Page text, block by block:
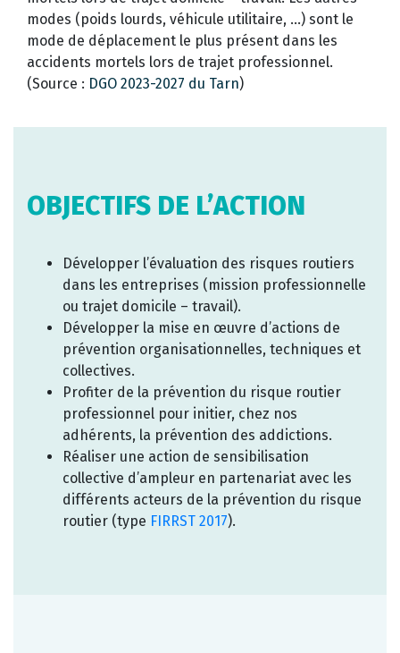
modes (poids lourds, véhicule utilitaire, …) sont le
mode de déplacement le plus présent dans les
accidents mortels lors de trajet professionnel.
(Source : DGO 2023-2027 du Tarn)
OBJECTIFS DE L’ACTION
Développer l’évaluation des risques routiers
dans les entreprises (mission professionnelle
ou trajet domicile – travail).
Développer la mise en œuvre d’actions de
prévention organisationnelles, techniques et
collectives.
Profiter de la prévention du risque routier
professionnel pour initier, chez nos
adhérents, la prévention des addictions.
Réaliser une action de sensibilisation
collective d’ampleur en partenariat avec les
différents acteurs de la prévention du risque
routier (type FIRRST 2017).